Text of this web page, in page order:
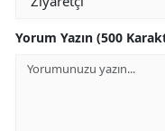
Yorum Yazın (500